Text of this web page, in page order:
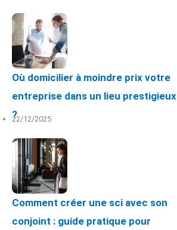
Où domicilier à moindre prix votre
entreprise dans un lieu prestigieux
?
22/12/2025
Comment créer une sci avec son
conjoint : guide pratique pour